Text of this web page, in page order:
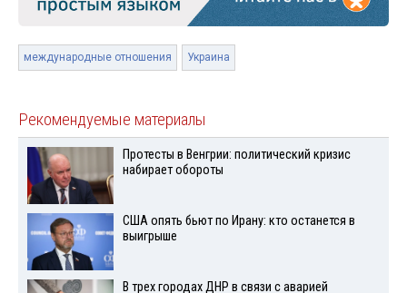
международные отношения Украина
Рекомендуемые материалы
Протесты в Венгрии: политический кризис
набирает обороты
США опять бьют по Ирану: кто останется в
выигрыше
В трех городах ДНР в связи с аварией